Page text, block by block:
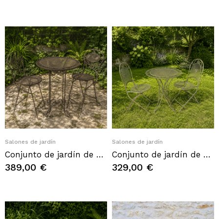
Quick View
Salones de jardín
Conjunto de jardín de hierro forjado con mesa alta y 2 sillas
389,00 €
Quick View
Salones de jardín
Conjunto de jardín de hierro forjado verde cardenillo – 2 plazas
329,00 €